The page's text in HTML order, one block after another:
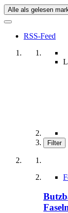
Alle als gelesen
RSS-Feed
Filter